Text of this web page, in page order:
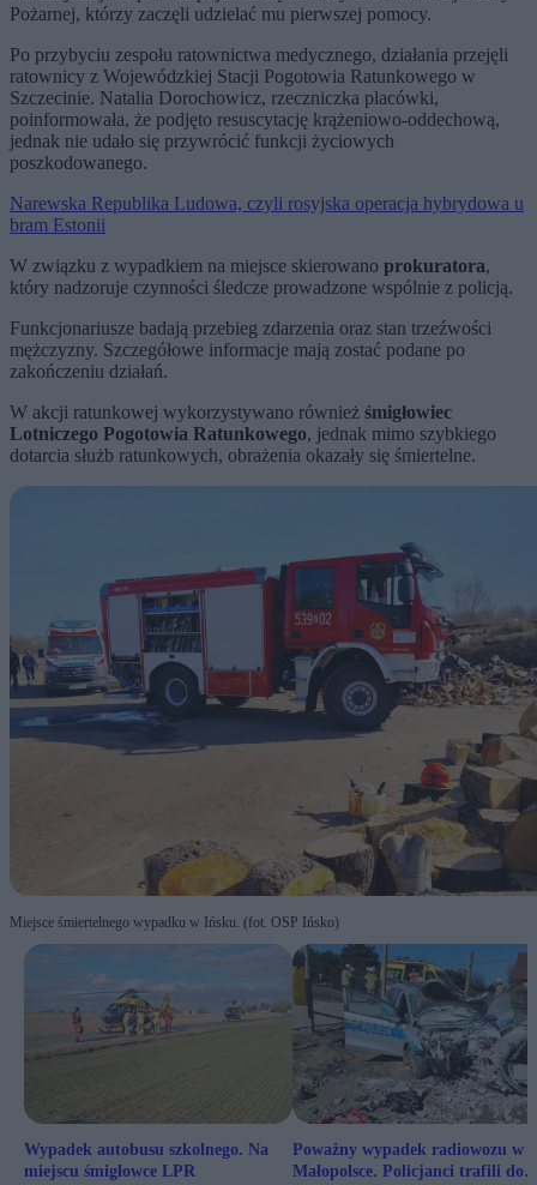
Pożarnej, którzy zaczęli udzielać mu pierwszej pomocy.
Po przybyciu zespołu ratownictwa medycznego, działania przejęli
ratownicy z Wojewódzkiej Stacji Pogotowia Ratunkowego w
Szczecinie. Natalia Dorochowicz, rzeczniczka placówki,
poinformowała, że podjęto resuscytację krążeniowo-oddechową,
jednak nie udało się przywrócić funkcji życiowych
poszkodowanego.
Narewska Republika Ludowa, czyli rosyjska operacja hybrydowa u
bram Estonii
W związku z wypadkiem na miejsce skierowano prokuratora,
który nadzoruje czynności śledcze prowadzone wspólnie z policją.
Funkcjonariusze badają przebieg zdarzenia oraz stan trzeźwości
mężczyzny. Szczegółowe informacje mają zostać podane po
zakończeniu działań.
W akcji ratunkowej wykorzystywano również śmigłowiec
Lotniczego Pogotowia Ratunkowego, jednak mimo szybkiego
dotarcia służb ratunkowych, obrażenia okazały się śmiertelne.
Miejsce śmiertelnego wypadku w Ińsku. (fot. OSP Ińsko)
Wypadek autobusu szkolnego. Na
miejscu śmigłowce LPR
Poważny wypadek radiowozu w
Małopolsce. Policjanci trafili do